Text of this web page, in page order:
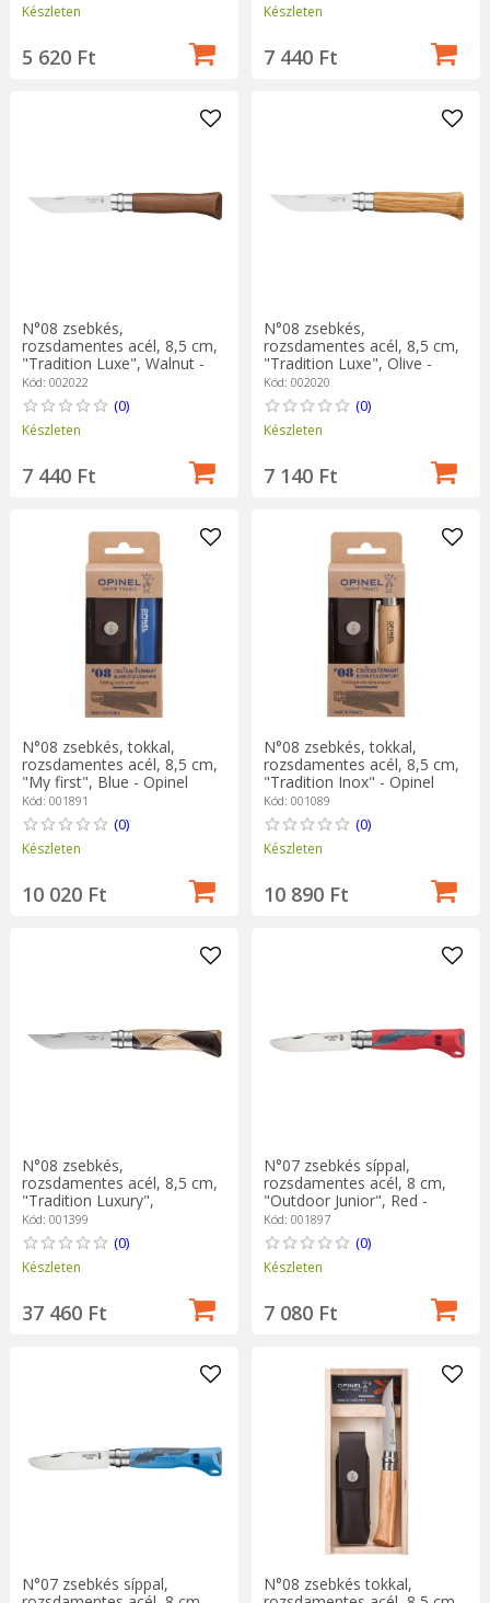
Készleten
5 620 Ft
Készleten
7 440 Ft
N°08 zsebkés,
rozsdamentes acél, 8,5 cm,
"Tradition Luxe", Walnut -
Opinel
Kód: 002022
(0)
Készleten
7 440 Ft
N°08 zsebkés,
rozsdamentes acél, 8,5 cm,
"Tradition Luxe", Olive -
Opinel
Kód: 002020
(0)
Készleten
7 140 Ft
N°08 zsebkés, tokkal,
rozsdamentes acél, 8,5 cm,
"My first", Blue - Opinel
Kód: 001891
(0)
Készleten
10 020 Ft
N°08 zsebkés, tokkal,
rozsdamentes acél, 8,5 cm,
"Tradition Inox" - Opinel
Kód: 001089
(0)
Készleten
10 890 Ft
N°08 zsebkés,
rozsdamentes acél, 8,5 cm,
"Tradition Luxury",
Chaperon - Opinel
Kód: 001399
(0)
Készleten
37 460 Ft
N°07 zsebkés síppal,
rozsdamentes acél, 8 cm,
"Outdoor Junior", Red -
Opinel
Kód: 001897
(0)
Készleten
7 080 Ft
N°07 zsebkés síppal,
N°08 zsebkés tokkal,